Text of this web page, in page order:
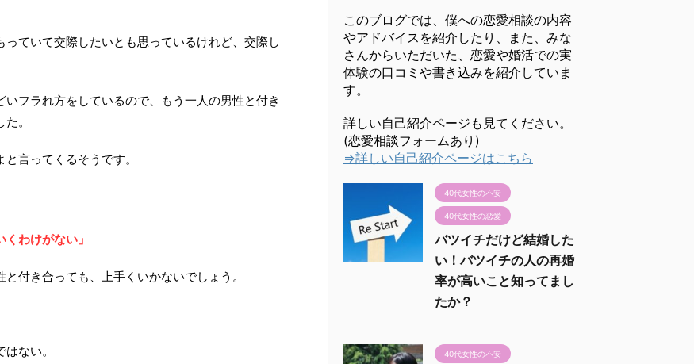
ていて交際したいとも思っているけれど、交際し
フラれ方をしているので、もう一人の男性と付き
。
言ってくるそうです。
わけがない」
付き合っても、上手くいかないでしょう。
ない。
このブログでは、僕への恋愛相談の内容
やアドバイスを紹介したり、また、みな
さんからいただいた、恋愛や婚活での実
体験の口コミや書き込みを紹介していま
す。
詳しい自己紹介ページも見てください。
(恋愛相談フォームあり)
⇒詳しい自己紹介ページはこちら
40代女性の不安
40代女性の恋愛
バツイチだけど結婚した
い！バツイチの人の再婚
率が高いこと知ってまし
たか？
40代女性の不安